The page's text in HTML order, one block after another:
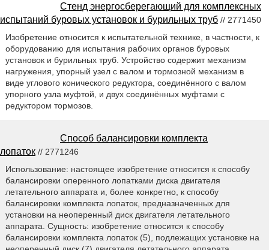
Стенд энергосберегающий для комплексных
испытаний буровых установок и бурильных труб // 2771450
Изобретение относится к испытательной технике, в частности, к
оборудованию для испытания рабочих органов буровых
установок и бурильных труб. Устройство содержит механизм
нагружения, упорный узел с валом и тормозной механизм в
виде углового конического редуктора, соединённого с валом
упорного узла муфтой, и двух соединённых муфтами с
редуктором тормозов.
Способ балансировки комплекта
лопаток // 2771246
Использование: настоящее изобретение относится к способу
балансировки оперенного лопатками диска двигателя
летательного аппарата и, более конкретно, к способу
балансировки комплекта лопаток, предназначенных для
установки на неоперенный диск двигателя летательного
аппарата. Сущность: изобретение относится к способу
балансировки комплекта лопаток (5), подлежащих установке на